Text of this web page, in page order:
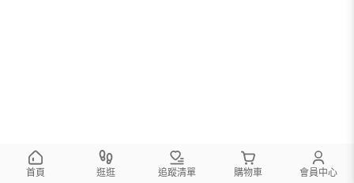
首頁 逛逛 追蹤清單 購物車 會員中心